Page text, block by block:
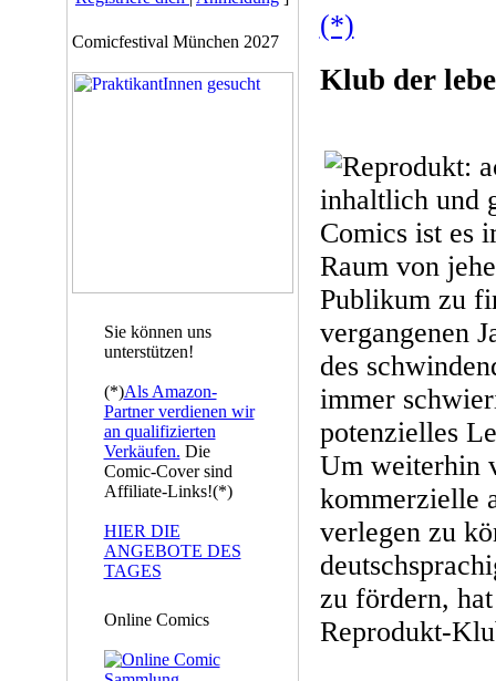
Comicfestival München 2027
Sie können uns
unterstützen!
(*)Als Amazon-
Partner verdienen wir
an qualifizierten
Verkäufen. Die
Comic-Cover sind
Affiliate-Links!(*)
HIER DIE
ANGEBOTE DES
TAGES
Online Comics
(*)
Klub der
inhaltlich und
Comics ist es
Raum von
Publikum zu
vergangenen
des
immer
potenzielles
Um weiterhin
kommerzielle
verlegen zu
zu fördern,
Reprodukt-